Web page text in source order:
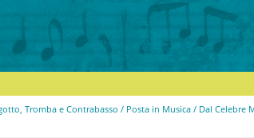
Tromba e Contrabasso / Posta in Musica / Dal Celebre